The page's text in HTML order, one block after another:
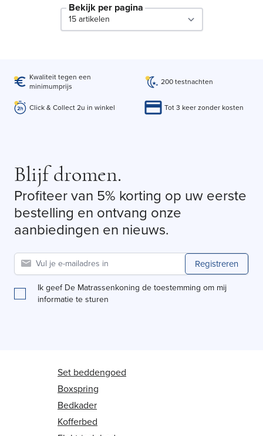
Bekijk per pagina
Kwaliteit tegen een
minimumprijs
200 testnachten
Click & Collect 2u in winkel Tot 3 keer zonder kosten
Blijf dromen.
Profiteer van 5% korting op uw eerste
bestelling en ontvang onze
aanbiedingen en nieuws.
Registreren
Ik geef De Matrassenkoning de toestemming om mij
informatie te sturen
Set beddengoed
Boxspring
Bedkader
Kofferbed